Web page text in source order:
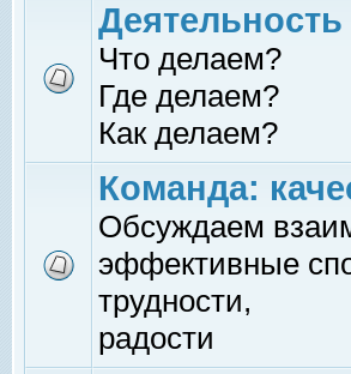
Деятельность
Что делаем?
Где делаем?
Как делаем?
Команда:
Обсуждаем
эффективные
трудности,
радости